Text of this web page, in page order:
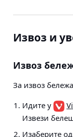
Извоз и
Извоз
За извоз
Идите у
Извези
Изаберите